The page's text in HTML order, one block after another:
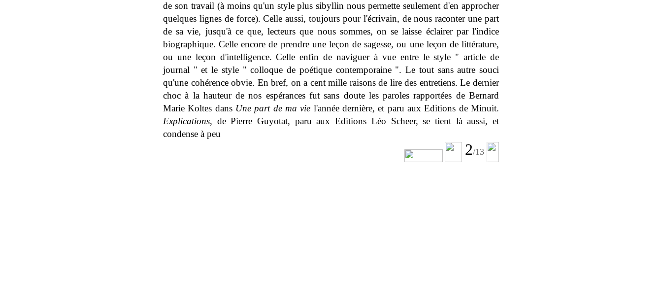
de son travail (à moins qu'un style plus sibyllin nous permette seulement d'en approcher
quelques lignes de force). Celle aussi, toujours pour l'écrivain, de nous raconter une part
de sa vie, jusqu'à ce que, lecteurs que nous sommes, on se laisse éclairer par l'indice
biographique. Celle encore de prendre une leçon de sagesse, ou une leçon de littérature,
ou une leçon d'intelligence. Celle enfin de naviguer à vue entre le style " article de
journal " et le style " colloque de poétique contemporaine ". Le tout sans autre souci
qu'une cohérence obvie. En bref, on a cent mille raisons de lire des entretiens. Le dernier
choc à la hauteur de nos espérances fut sans doute les paroles rapportées de Bernard
Marie Koltes dans Une part de ma vie l'année dernière, et paru aux Editions de Minuit.
Explications, de Pierre Guyotat, paru aux Editions Léo Scheer, se tient là aussi, et
condense à peu
2/13